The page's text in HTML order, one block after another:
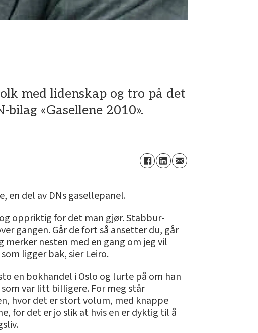
med lidenskap og tro på det
«Gasellene 2010».
en del av DNs gasellepanel.
oppriktig for det man gjør. Stabbur-
gangen. Går de fort så ansetter du, går
nesten med en gang om jeg vil
ligger bak, sier Leiro.
en bokhandel i Oslo og lurte på om han
var litt billigere. For meg står
hvor det er stort volum, med knappe
for det er jo slik at hvis en er dyktig til å